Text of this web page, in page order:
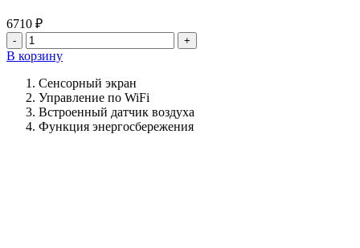
6710 ₽
Количество
товара
Программируемый
терморегулятор
Element
2.0
В корзину
Сенсорный экран
Управление по WiFi
Встроенный датчик воздуха
Функция энергосбережения